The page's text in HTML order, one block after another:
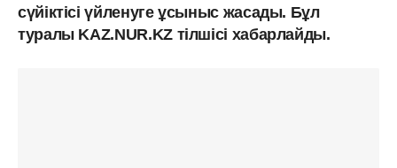
сүйіктісі үйленуге ұсыныс жасады. Бұл
туралы KAZ.NUR.KZ тілшісі хабарлайды.